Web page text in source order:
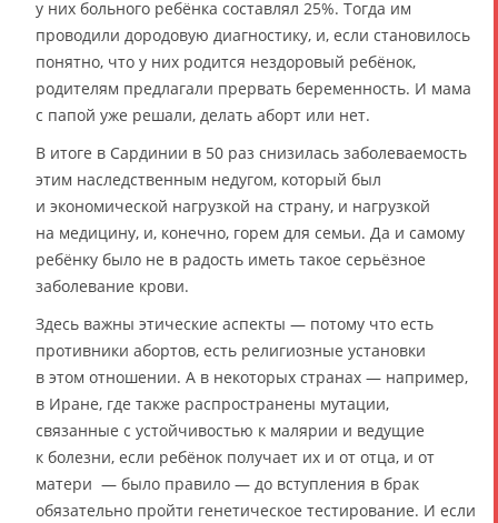
у них больного ребёнка составлял 25%. Тогда им
проводили дородовую диагностику, и, если становилось
понятно, что у них родится нездоровый ребёнок,
родителям предлагали прервать беременность. И мама
с папой уже решали, делать аборт или нет.
В итоге в Сардинии в 50 раз снизилась заболеваемость
этим наследственным недугом, который был
и экономической нагрузкой на страну, и нагрузкой
на медицину, и, конечно, горем для семьи. Да и самому
ребёнку было не в радость иметь такое серьёзное
заболевание крови.
Здесь важны этические аспекты — потому что есть
противники абортов, есть религиозные установки
в этом отношении. А в некоторых странах — например,
в Иране, где также распространены мутации,
связанные с устойчивостью к малярии и ведущие
к болезни, если ребёнок получает их и от отца, и от
матери — было правило — до вступления в брак
обязательно пройти генетическое тестирование. И если